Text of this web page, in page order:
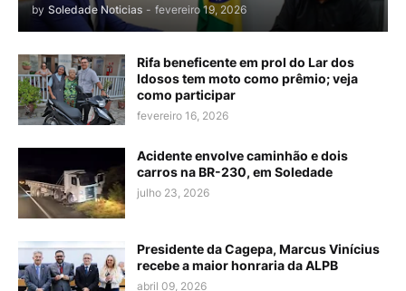
by Soledade Noticias - fevereiro 19, 2026
Rifa beneficente em prol do Lar dos
Idosos tem moto como prêmio; veja
como participar
fevereiro 16, 2026
Acidente envolve caminhão e dois
carros na BR-230, em Soledade
julho 23, 2026
Presidente da Cagepa, Marcus Vinícius
recebe a maior honraria da ALPB
abril 09, 2026